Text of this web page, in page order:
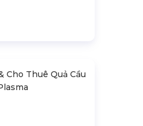
Cho Thuê Quả Cầu